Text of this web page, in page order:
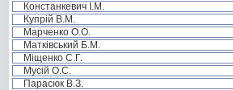
Констанкевич І.М.
Купрій В.М.
Марченко О.О.
Матківський Б.М.
Міщенко С.Г.
Мусій О.С.
Парасюк В.З.